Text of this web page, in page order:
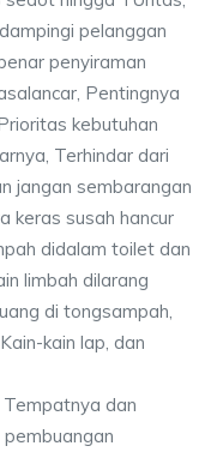
pelanggan
penyiraman
Pentingnya
kebutuhan
Terhindar dari
jangan sembarangan
keras susah hancur
didalam toilet dan
limbah dilarang
di tongsampah,
kain lap, dan
Tempatnya dan
pembuangan